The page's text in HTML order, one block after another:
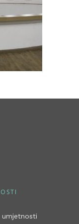
umjetnosti